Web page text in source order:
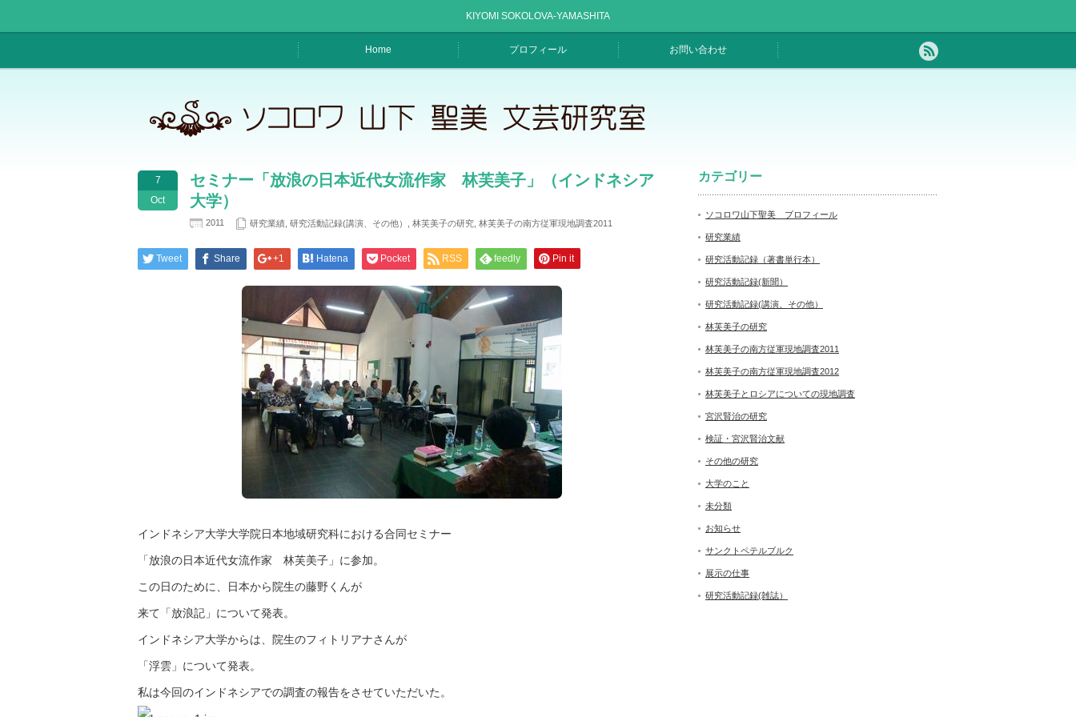
KIYOMI SOKOLOVA-YAMASHITA
Home プロフィール お問い合わせ
7
Oct
セミナー「放浪の日本近代女流作家 林芙美子」（インドネシア
大学）
2011 研究業績 研究活動記録(講演、その他） 林芙美子の研究 林芙美子の南方従軍現地調査2011
Tweet Share +1 Hatena Pocket RSS feedly Pin it
インドネシア大学大学院日本地域研究科における合同セミナー
「放浪の日本近代女流作家 林芙美子」に参加。
この日のために、日本から院生の藤野くんが
来て「放浪記」について発表。
インドネシア大学からは、院生のフィトリアナさんが
「浮雲」について発表。
私は今回のインドネシアでの調査の報告をさせていただいた。
カテゴリー
ソコロワ山下聖美 プロフィール
研究業績
研究活動記録（著書単行本）
研究活動記録(新聞）
研究活動記録(講演、その他）
林芙美子の研究
林芙美子の南方従軍現地調査2011
林芙美子の南方従軍現地調査2012
林芙美子とロシアについての現地調査
宮沢賢治の研究
検証・宮沢賢治文献
その他の研究
大学のこと
未分類
お知らせ
サンクトペテルブルク
展示の仕事
研究活動記録(雑誌）